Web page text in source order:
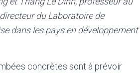
du Laboratoire de
dans les pays en développement
concrètes sont à prévoir